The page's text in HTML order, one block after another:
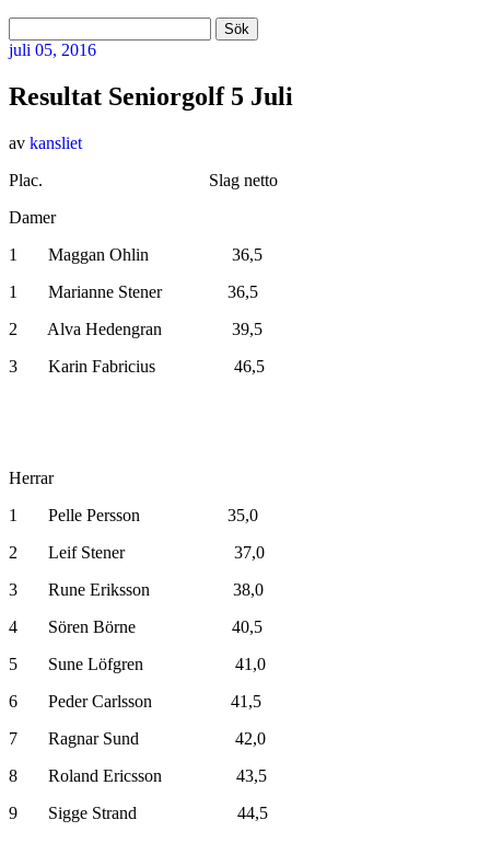
efter:
juli 05, 2016
Resultat Seniorgolf 5 Juli
av kansliet
Plac. Slag netto
Damer
1 Maggan Ohlin 36,5
1 Marianne Stener 36,5
2 Alva Hedengran 39,5
3 Karin Fabricius 46,5
Herrar
1 Pelle Persson 35,0
2 Leif Stener 37,0
3 Rune Eriksson 38,0
4 Sören Börne 40,5
5 Sune Löfgren 41,0
6 Peder Carlsson 41,5
7 Ragnar Sund 42,0
8 Roland Ericsson 43,5
9 Sigge Strand 44,5